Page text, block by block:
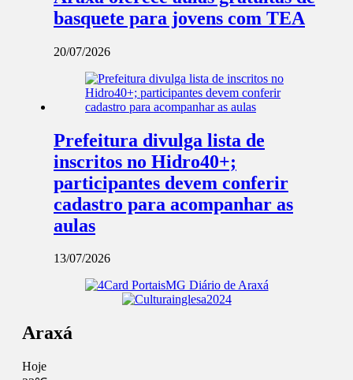
basquete para jovens com TEA
20/07/2026
Prefeitura divulga lista de
inscritos no Hidro40+;
participantes devem conferir
cadastro para acompanhar as
aulas
13/07/2026
Araxá
Hoje